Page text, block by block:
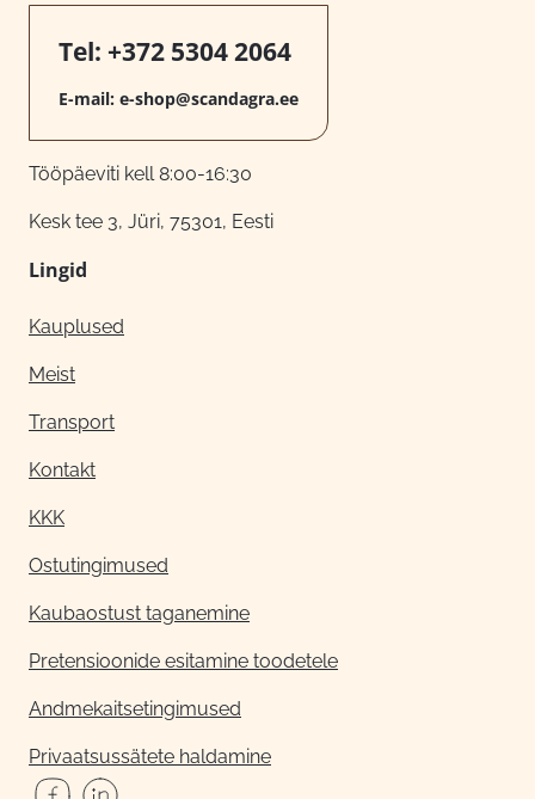
Tel: +372 5304 2064
E-mail: e-shop@scandagra.ee
Tööpäeviti kell 8:00-16:30
Kesk tee 3, Jüri, 75301, Eesti
Lingid
Kauplused
Meist
Transport
Kontakt
KKK
Ostutingimused
Kaubaostust taganemine
Pretensioonide esitamine toodetele
Andmekaitsetingimused
Privaatsussätete haldamine